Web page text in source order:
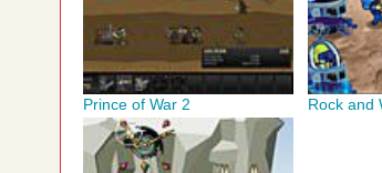
Prince of War 2 Rock and